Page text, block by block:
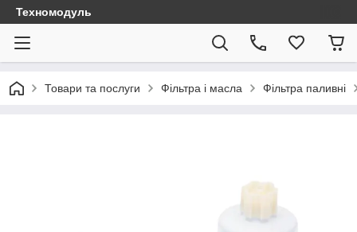
Техномодуль
Товари та послуги Фільтра і масла Фільтра паливні